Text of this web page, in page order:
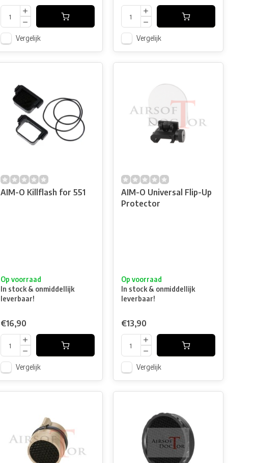
Vergelijk Vergelijk
AIM-O Killflash for 551
Op voorraad
In stock & onmiddellijk
leverbaar!
€16,90
Vergelijk
AIM-O Universal Flip-Up
Protector
Op voorraad
In stock & onmiddellijk
leverbaar!
€13,90
Vergelijk